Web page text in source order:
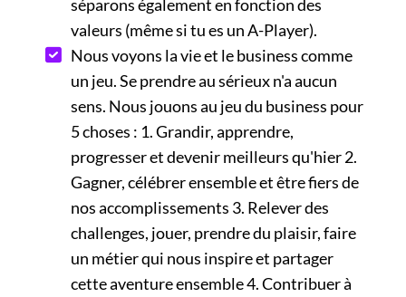
séparons également en fonction des
valeurs (même si tu es un A-Player).
Nous voyons la vie et le business comme
un jeu. Se prendre au sérieux n'a aucun
sens. Nous jouons au jeu du business pour
5 choses : 1. Grandir, apprendre,
progresser et devenir meilleurs qu'hier 2.
Gagner, célébrer ensemble et être fiers de
nos accomplissements 3. Relever des
challenges, jouer, prendre du plaisir, faire
un métier qui nous inspire et partager
cette aventure ensemble 4. Contribuer à